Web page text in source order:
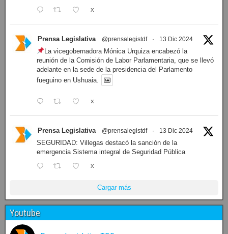
X
Prensa Legislativa @prensalegistdf · 13 Dic 2024
La vicegobernadora Mónica Urquiza encabezó la
reunión de la Comisión de Labor Parlamentaria, que se llevó
adelante en la sede de la presidencia del Parlamento
fueguino en Ushuaia.
X
Prensa Legislativa @prensalegistdf · 13 Dic 2024
SEGURIDAD: Villegas destacó la sanción de la
emergencia Sistema integral de Seguridad Pública
X
Cargar más
Youtube